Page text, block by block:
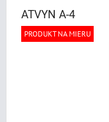
ATVYN A-4
PRODUKT NA MIERU